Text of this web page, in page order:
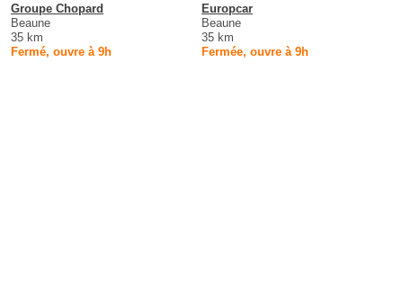
Groupe Chopard
Beaune
35 km
Fermé, ouvre à 9h
Europcar
Beaune
35 km
Fermée, ouvre à 9h